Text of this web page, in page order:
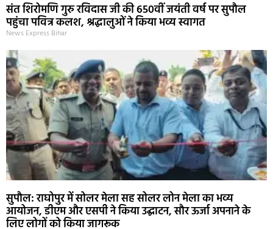
संत शिरोमणि गुरु रविदास जी की 650वीं जयंती वर्ष पर सुपौल
पहुंचा पवित्र कलश, श्रद्धालुओं ने किया भव्य स्वागत
News Express Bihar
सुपौल: राघोपुर में सोलर मेला सह सोलर लोन मेला का भव्य
आयोजन, डीएम और एसपी ने किया उद्घाटन, सौर ऊर्जा अपनाने के
लिए लोगों को किया जागरूक